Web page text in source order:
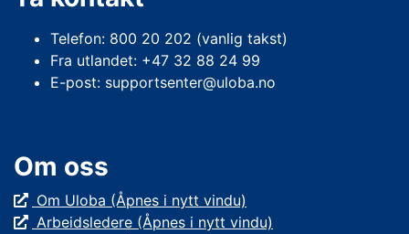
Telefon: 800 20 202 (vanlig takst)
Fra utlandet: +47 32 88 24 99
E-post: supportsenter@uloba.no
Om oss
Om Uloba (Åpnes i nytt vindu)
Arbeidsledere (Åpnes i nytt vindu)